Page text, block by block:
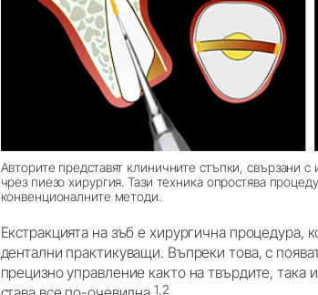
Авторите представят клиничните стъпки, свързани
чрез пиезо хирургия. Тази техника опростява
конвенционалните методи.
Екстракцията на зъб е хирургична процедура,
дентални практикуващи. Въпреки това, с
прецизно управление както на твърдите, така
1,2